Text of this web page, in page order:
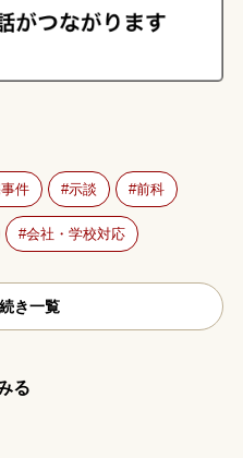
件 示談 前科
会社・学校対応
き一覧
る